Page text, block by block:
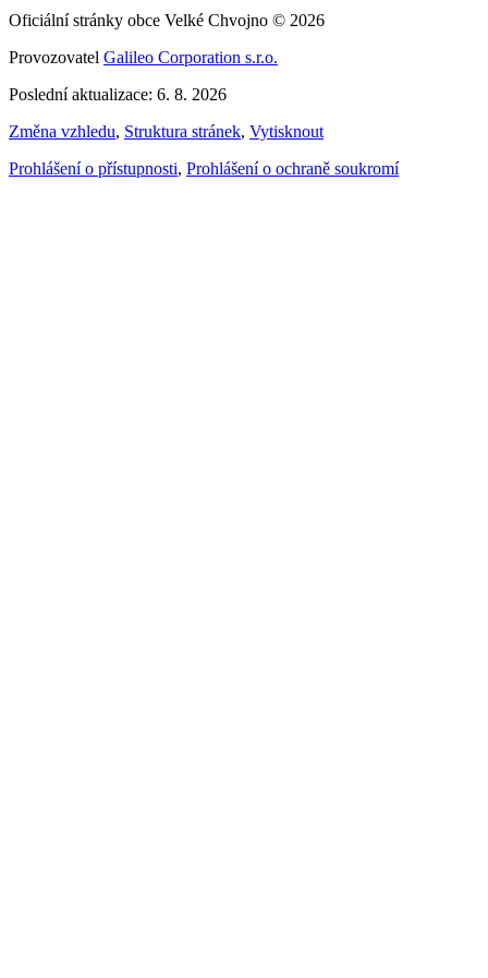
Oficiální stránky obce Velké Chvojno © 2026
Provozovatel Galileo Corporation s.r.o.
Poslední aktualizace: 6. 8. 2026
Změna vzhledu, Struktura stránek, Vytisknout
Prohlášení o přístupnosti, Prohlášení o ochraně soukromí